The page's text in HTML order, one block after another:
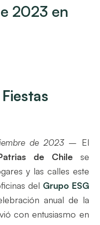
2023 en
de 2023– El
de Chile se
y las calles este
del Grupo ESG
anual de la
con entusiasmo en